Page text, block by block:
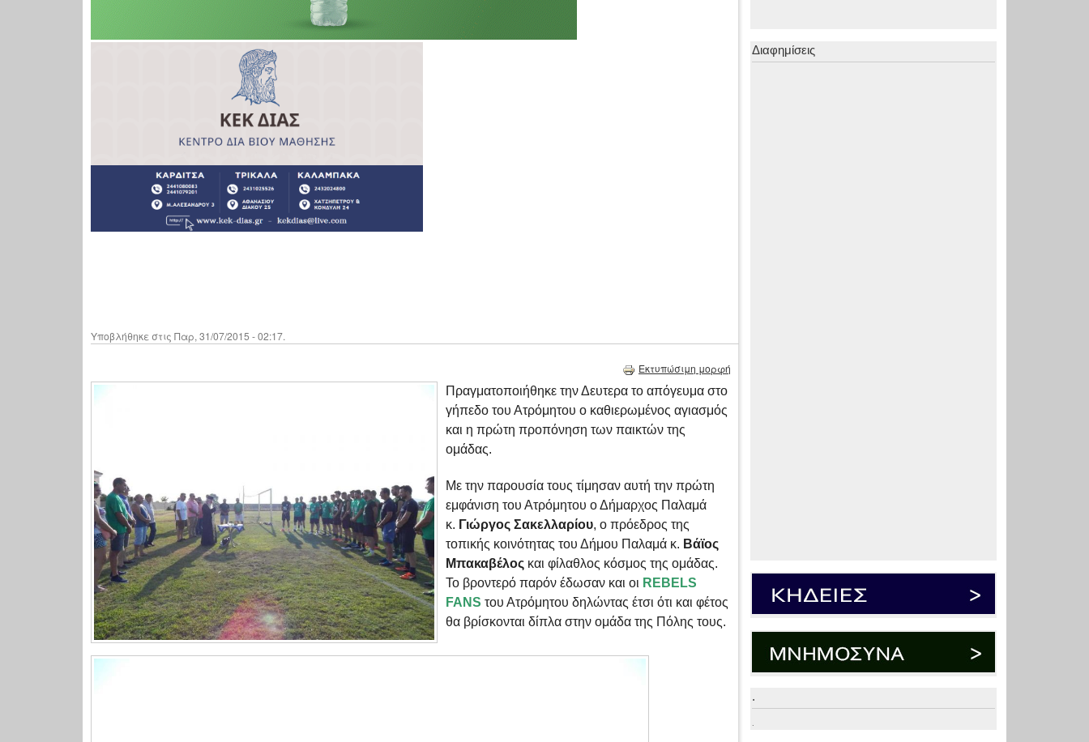
Υποβλήθηκε στις Παρ, 31/07/2015 - 02:17.
Εκτυπώσιμη μορφή
Πραγματοποιήθηκε την Δευτερα το απόγευμα στο
γήπεδο του Ατρόμητου ο καθιερωμένος αγιασμός
και η πρώτη προπόνηση των παικτών της
ομάδας.
Με την παρουσία τους τίμησαν αυτή την πρώτη
εμφάνιση του Ατρόμητου ο Δήμαρχος Παλαμά
κ. Γιώργος Σακελλαρίου, ο πρόεδρος της
τοπικής κοινότητας του Δήμου Παλαμά κ. Βάϊος
Μπακαβέλος και φίλαθλος κόσμος της ομάδας.
Το βροντερό παρόν έδωσαν και οι REBELS
FANS του Ατρόμητου δηλώντας έτσι ότι και φέτος
θα βρίσκονται δίπλα στην ομάδα της Πόλης τους.
Διαφημίσεις
.
.